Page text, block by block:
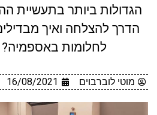
הגדולות ביותר בתעשיית
הדרך להצלחה ואיך
לחלומות באספמיה?
מוטי לוברבוים 16/08/2021